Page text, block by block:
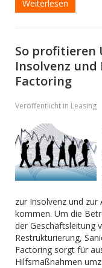
Weiterlesen
So profitieren
Insolvenz
Factoring
Veröffentlicht in Leasing
zur Insolvenz und
kommen. Um die
der Geschäftsleitung
Restrukturierung,
Factoring sorgt für
Hilfsmaßnahmen